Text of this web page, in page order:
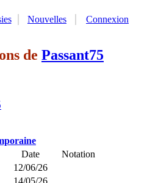
Nouvelles Connexion
de Passant75
Date
Notation
12/06/26